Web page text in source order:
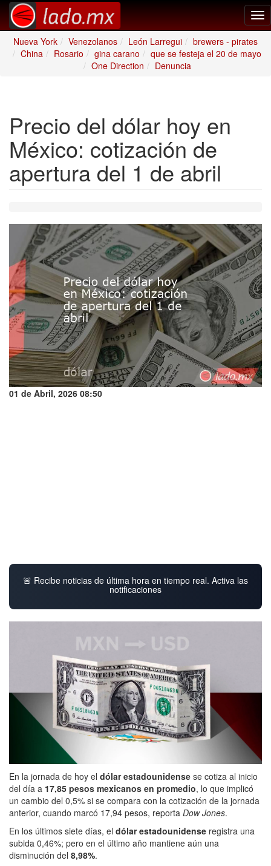
Nueva York
Venezolanos León Larregui
brewers - pirates
China
Rosario gina carano
que se festeja el 20 de mayo
One Direction
Denuncia
Precio del dólar hoy en
México: cotización de
apertura del 1 de abril
01 de Abril, 2026 08:50
🚨 Recibe noticias de última hora en tiempo real. Activa las
notificaciones
En la jornada de hoy el dólar estadounidense se cotiza al inicio
del día a 17,85 pesos mexicanos en promedio, lo que implicó
un cambio del 0,5% si se compara con la cotización de la jornada
anterior, cuando marcó 17,94 pesos, reporta Dow Jones.
En los últimos siete días, el dólar estadounidense registra una
subida 0,46%; pero en el último año mantiene aún una
disminución del 8,98%.